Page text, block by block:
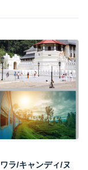
ラ/キャンディ/ヌ